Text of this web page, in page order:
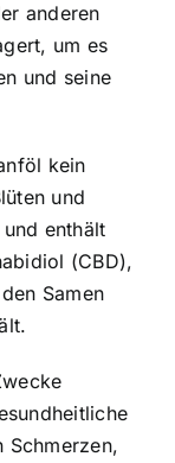
anderen
um es
und seine
kein
und
enthält
(CBD),
Samen
Schmerzen,